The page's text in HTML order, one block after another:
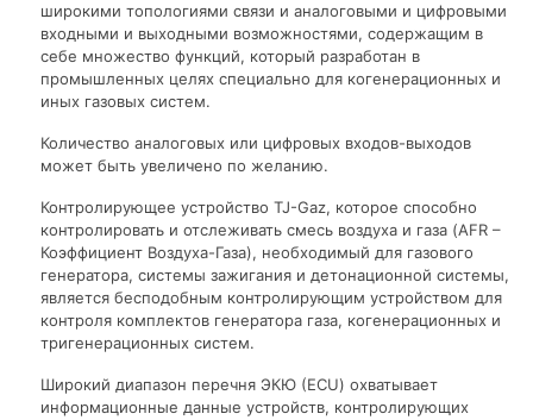
широкими топологиями связи и аналоговыми и цифровыми
входными и выходными возможностями, содержащим в
себе множество функций, который разработан в
промышленных целях специально для когенерационных и
иных газовых систем.
Количество аналоговых или цифровых входов-выходов
может быть увеличено по желанию.
Контролирующее устройство TJ-Gaz, которое способно
контролировать и отслеживать смесь воздуха и газа (AFR –
Коэффициент Воздуха-Газа), необходимый для газового
генератора, системы зажигания и детонационной системы,
является бесподобным контролирующим устройством для
контроля комплектов генератора газа, когенерационных и
тригенерационных систем.
Широкий диапазон перечня ЭКЮ (ECU) охватывает
информационные данные устройств, контролирующих